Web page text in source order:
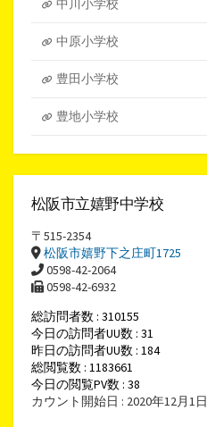
中川小学校
中原小学校
豊田小学校
豊地小学校
松阪市立嬉野中学校
〒515-2354
松阪市嬉野下之庄町1725
0598-42-2064
0598-42-6932
総訪問者数 : 310155
今日の訪問者UU数 : 31
昨日の訪問者UU数 : 184
総閲覧数 : 1183661
今日の閲覧PV数 : 38
カウント開始日 : 2020年12月1日